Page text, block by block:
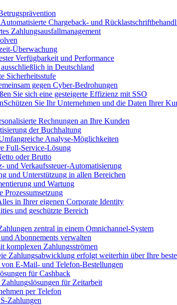
Automatisierte Chargeback- und
Zahlungsausfallmanagement
Überwachung
Verfügbarkeit und Performance
in Deutschland
Sicherheitsstufe
gegen Cyber-Bedrohungen
Sie sich eine gesteigerte Effizienz mit SSO
Schützen Sie Ihr Unternehmen und die Daten Ihrer
Rechnungen an Ihre Kunden
der Buchhaltung
Analyse-Möglichkeiten
Full-Service-Lösung
oder Brutto
und Verkaufssteuer-Automatisierung
und Unterstützung in allen Bereichen
und Wartung
Prozessumsetzung
in Ihrer eigenen Corporate Identity
und geschützte Bereich
zentral in einem Omnichannel-System
Abonnements verwalten
komplexen Zahlungsströmen
Zahlungsabwicklung erfolgt weiterhin über Ihre
von E-Mail- und Telefon-Bestellungen
für Cashback
für Zeitarbeit
per Telefon
Zahlungen